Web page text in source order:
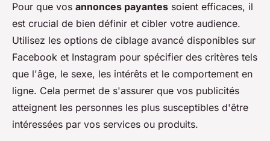
Pour que vos annonces payantes soient efficaces, il
est crucial de bien définir et cibler votre audience.
Utilisez les options de ciblage avancé disponibles sur
Facebook et Instagram pour spécifier des critères tels
que l'âge, le sexe, les intérêts et le comportement en
ligne. Cela permet de s'assurer que vos publicités
atteignent les personnes les plus susceptibles d'être
intéressées par vos services ou produits.